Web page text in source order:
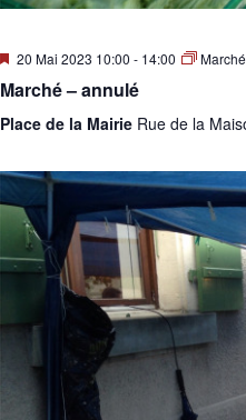
Mis
avant
20 Mai 2023 10:00 - 14:00
Marché – annulé
Place de la Mairie Rue de la